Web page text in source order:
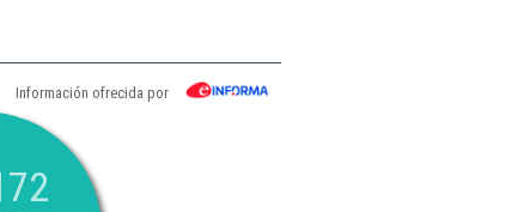
Información ofrecida por